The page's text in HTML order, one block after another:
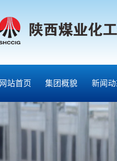
网站首页 集团概貌 新闻